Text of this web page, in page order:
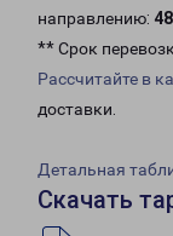
направлению:
** Срок
Рассчитайте в
доставки.
Детальная
Скачать